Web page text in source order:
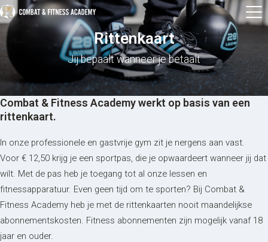
Rittenkaart
Jij bepaalt wanneer je betaalt
Combat & Fitness Academy werkt op basis van een
rittenkaart.
In onze professionele en gastvrije gym zit je nergens aan vast.
Voor € 12,50 krijg je een sportpas, die je opwaardeert wanneer jij dat
wilt. Met de pas heb je toegang tot al onze lessen en
fitnessapparatuur. Even geen tijd om te sporten? Bij Combat &
Fitness Academy heb je met de rittenkaarten nooit maandelijkse
abonnementskosten. Fitness abonnementen zijn mogelijk vanaf 18
jaar en ouder.